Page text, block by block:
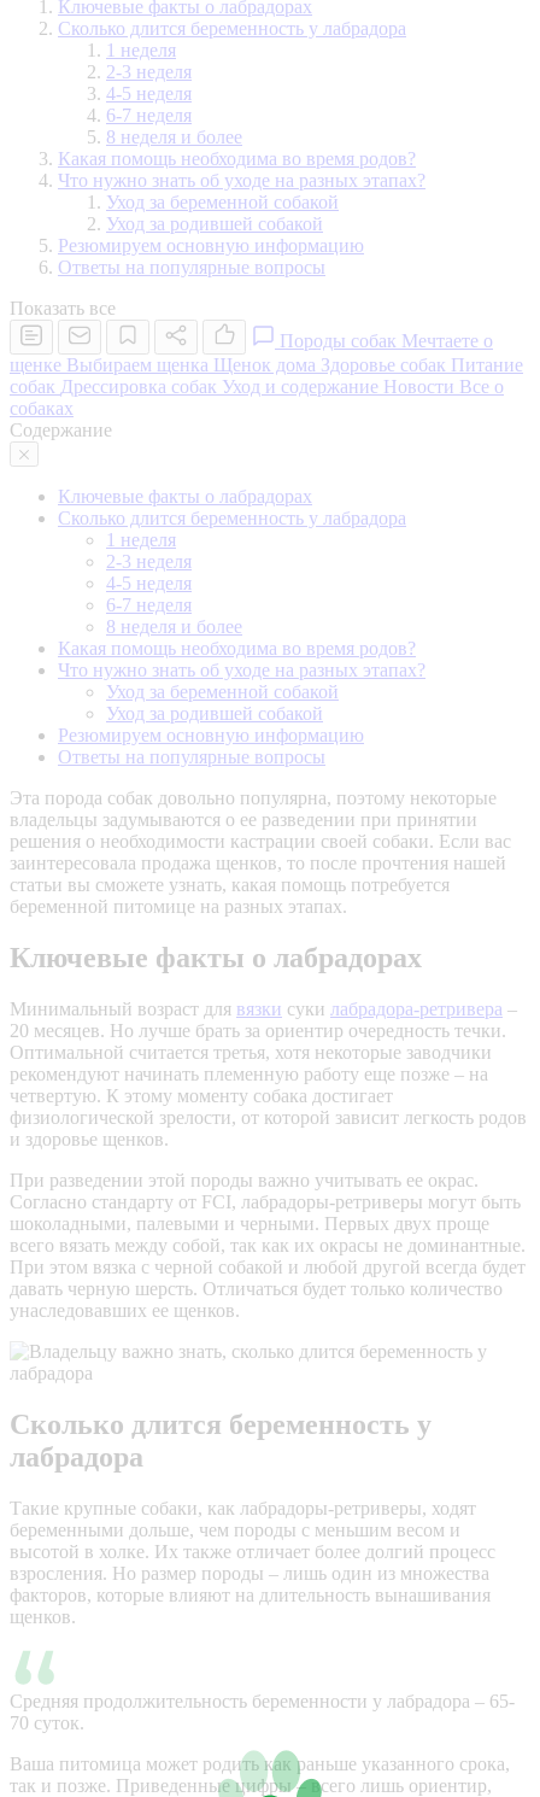
Ключевые факты о лабрадорах
Сколько длится беременность у лабрадора
1 неделя
2-3 неделя
4-5 неделя
6-7 неделя
8 неделя и более
Какая помощь необходима во время родов?
Что нужно знать об уходе на разных этапах?
Уход за беременной собакой
Уход за родившей собакой
Резюмируем основную информацию
Ответы на популярные вопросы
Показать все
Породы собак Мечтаете о
щенке Выбираем щенка Щенок дома Здоровье собак Питание
собак Дрессировка собак Уход и содержание Новости Все о
собаках
Содержание
Ключевые факты о лабрадорах
Сколько длится беременность у лабрадора
1 неделя
2-3 неделя
4-5 неделя
6-7 неделя
8 неделя и более
Какая помощь необходима во время родов?
Что нужно знать об уходе на разных этапах?
Уход за беременной собакой
Уход за родившей собакой
Резюмируем основную информацию
Ответы на популярные вопросы
Эта порода собак довольно популярна, поэтому некоторые
владельцы задумываются о ее разведении при принятии
решения о необходимости кастрации своей собаки. Если вас
заинтересовала продажа щенков, то после прочтения нашей
статьи вы сможете узнать, какая помощь потребуется
беременной питомице на разных этапах.
Ключевые факты о лабрадорах
Минимальный возраст для вязки суки лабрадора-ретривера –
20 месяцев. Но лучше брать за ориентир очередность течки.
Оптимальной считается третья, хотя некоторые заводчики
рекомендуют начинать племенную работу еще позже – на
четвертую. К этому моменту собака достигает
физиологической зрелости, от которой зависит легкость родов
и здоровье щенков.
При разведении этой породы важно учитывать ее окрас.
Согласно стандарту от FCI, лабрадоры-ретриверы могут быть
шоколадными, палевыми и черными. Первых двух проще
всего вязать между собой, так как их окрасы не доминантные.
При этом вязка с черной собакой и любой другой всегда будет
давать черную шерсть. Отличаться будет только количество
унаследовавших ее щенков.
Сколько длится беременность у
лабрадора
Такие крупные собаки, как лабрадоры-ретриверы, ходят
беременными дольше, чем породы с меньшим весом и
высотой в холке. Их также отличает более долгий процесс
взросления. Но размер породы – лишь один из множества
факторов, которые влияют на длительность вынашивания
щенков.
Средняя продолжительность беременности у лабрадора – 65-
70 суток.
Ваша питомица может родить как раньше указанного срока,
так и позже. Приведенные цифры – всего лишь ориентир,